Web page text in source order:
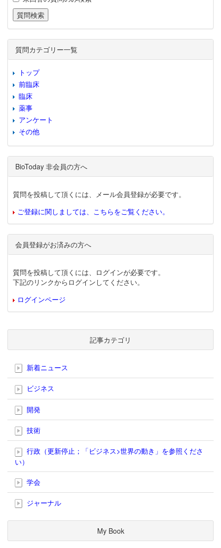
質問カテゴリー一覧
トップ
前臨床
臨床
薬事
アンケート
その他
BioToday 非会員の方へ
質問を投稿して頂くには、メール会員登録が必要です。
ご登録に関しましては、こちらをご覧ください。
会員登録がお済みの方へ
質問を投稿して頂くには、ログインが必要です。
下記のリンクからログインしてください。
ログインページ
記事カテゴリ
新着ニュース
ビジネス
開発
技術
行政（更新停止；「ビジネス>世界の動き」を参照くださ
い）
学会
ジャーナル
My Book